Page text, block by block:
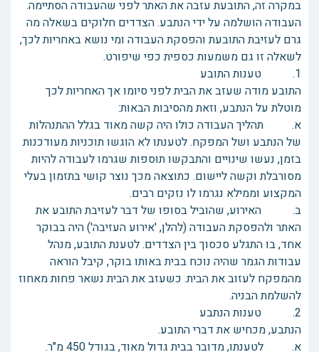
במקרה זה, התובעת עזבה את האתר לפני שהעבודה הסתיימה.
העבודה הושלמה על ידי הנתבע. הצדדים חלוקים בשאלה מה
גרם לעזיבת התובעת והפסקת העבודה ומי נושא באחריות לכך,
לשאלה זו גם משמעות כספית כפי שיפורט.
1. טענות התובע
התובע מודה שעזב את הבית לפני סיומו אך האחריות לכך
מוטלת על הנתבע, וזאת מהסיבות הבאות:
א. תהליך העבודה כולו היה קשה מאוד בגלל ההתנהלות
של הנתבע ושל המפקח. לטענתו לא הוגשו תוכניות מעודכנות
בזמן, נעשו שינויים והתבקשו תוספות שגרמו לעבודה להיות
מסורבלת וקשה ליישום. כתוצאה מכך נוצר קושי בתזמון בעלי
המקצוע וממילא נגרמו לו נזקים רבים.
ב. האירוע, שהוביל בסופו של דבר לעזיבת התובע את
האתר ולהפסקת העבודה (להלן, 'אירוע העזיבה') היה בבוקר
אחד, בו התגלע סכסוך בין הצדדים. לטענת התובע, מנהל
עבודות הגמר שהיה נוכח בבית באותו בוקר, קיבל הוראה
מהמפקח לעזוב את הבית. כשעזב את הבית נשאר פחות מאחוז
להשלמת הבניה.
2. טענות הנתבע
הנתבע, מכחיש את דברי התובע.
א. לטענתו, מדובר בבית גדול מאוד, בגודל 450 מ"ר.